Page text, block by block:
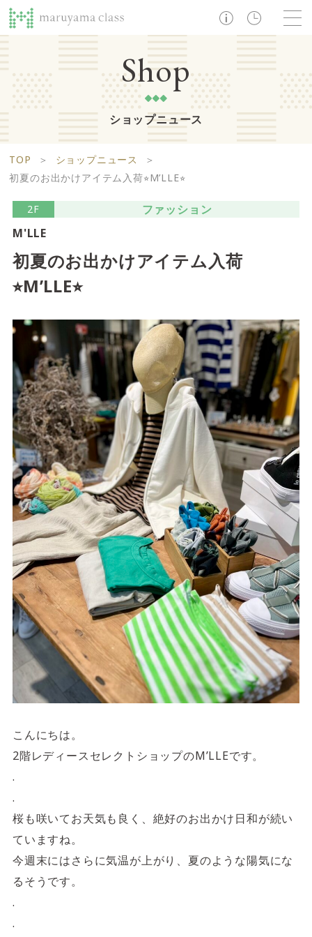
TOP
ショップ レストラン・カフェ ショップニュース
イベント・お知らせ 施設案内
検索
マルヤマ クラスとは
サイトご利用にあたって
サイトマップ
閉じる
Life support floor
ライフサポートフロア
営業時間 10:00 ~ 20:00
1F Food boutique floor
フードブティックフロア
※一部店舗は営業時間が異なります。
2F Fashion & Life style floor
ファッション＆ライフスタイルフロア
営業時間 10:00 ~ 20:00
3F Service & Beauty & Restaurant
floor
サービス＆ビューティー＆レストランフロア
営業時間 10:00 ~ 22:00
4F/5F Physical care floor
フィジカルケアフロア
営業時間 10:00 ~ 23:00
Shop
ショップニュース
TOP ＞ ショップニュース
＞
初夏のお出かけアイテム入荷⭐︎M’LLE⭐︎
2F
ファッション
M'LLE
初夏のお出かけアイテム入荷
⭐︎M’LLE⭐︎
こんにちは。
2階レディースセレクトショップのM’LLEです。
.
.
桜も咲いてお天気も良く、絶好のお出かけ日和が続い
ていますね。
今週末にはさらに気温が上がり、夏のような陽気にな
るそうです。
.
.